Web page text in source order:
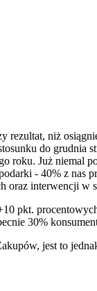
niż
do grudnia
Już niemal
- 40% z nas
oraz interwencji w
pkt.
30%
jest to